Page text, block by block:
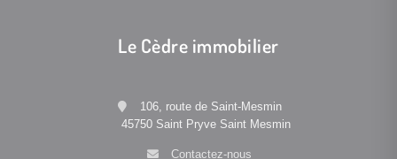
Le Cèdre immobilier
106, route de Saint-Mesmin
45750 Saint Pryve Saint Mesmin
Contactez-nous